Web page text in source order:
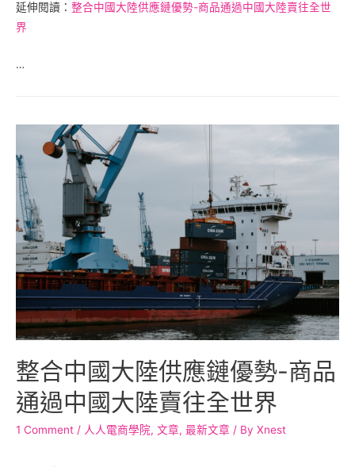
延伸閱讀： 整合中國大陸供應鏈優勢-商品通過中國大陸賣往全世
界
…
整合中國大陸供應鏈優勢-商品
通過中國大陸賣往全世界
1 Comment / 人人電商學院, 文章, 最新文章 / By Xnest